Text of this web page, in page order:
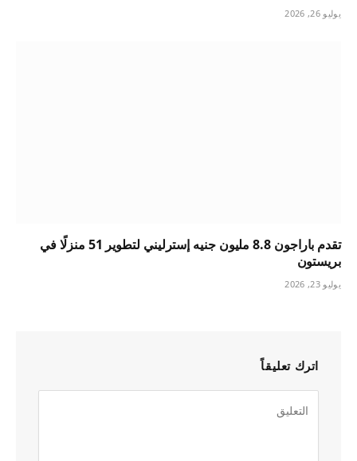
يوليو 26, 2026
تقدم باراجون 8.8 مليون جنيه إسترليني لتطوير 51 منزلًا في
بريستون
يوليو 23, 2026
اترك تعليقاً